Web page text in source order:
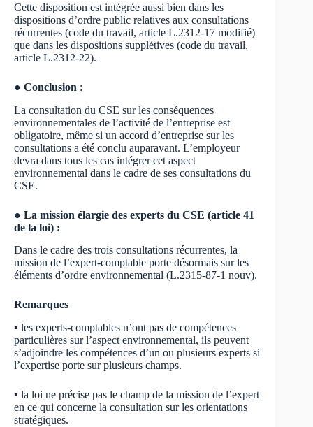
Cette disposition est intégrée aussi bien dans les
dispositions d’ordre public relatives aux consultations
récurrentes (code du travail, article L.2312-17 modifié)
que dans les dispositions supplétives (code du travail,
article L.2312-22).
● Conclusion :
La consultation du CSE sur les conséquences
environnementales de l’activité de l’entreprise est
obligatoire, même si un accord d’entreprise sur les
consultations a été conclu auparavant. L’employeur
devra dans tous les cas intégrer cet aspect
environnemental dans le cadre de ses consultations du
CSE.
● La mission élargie des experts du CSE (article 41
de la loi) :
Dans le cadre des trois consultations récurrentes, la
mission de l’expert-comptable porte désormais sur les
éléments d’ordre environnemental (L.2315-87-1 nouv).
Remarques
▪ les experts-comptables n’ont pas de compétences
particulières sur l’aspect environnemental, ils peuvent
s’adjoindre les compétences d’un ou plusieurs experts si
l’expertise porte sur plusieurs champs.
▪ la loi ne précise pas le champ de la mission de l’expert
en ce qui concerne la consultation sur les orientations
stratégiques.